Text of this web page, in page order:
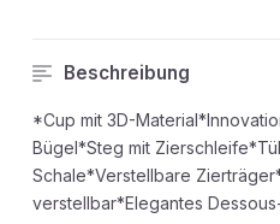
Beschreibung
*Cup mit 3D-
Bügel*Steg mit
Schale*Verstellbare
verstellbar*Elegantes